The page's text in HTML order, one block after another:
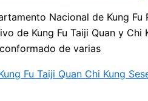
Nacional de Kung
de Kung Fu Taiji Quan y
de varias
Fu Taiji Quan Chi Kung